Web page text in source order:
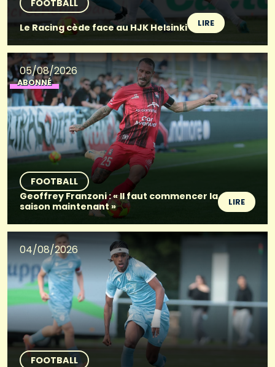
FOOTBALL
Le Racing cède face au HJK Helsinki
LIRE
05/08/2026
ABONNÉ
FOOTBALL
Geoffrey Franzoni : « Il faut commencer la
saison maintenant »
LIRE
04/08/2026
FOOTBALL